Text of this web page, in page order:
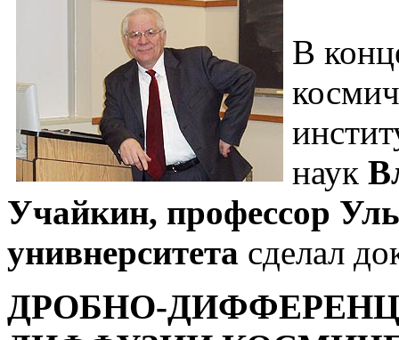
В
наук
Учайкин, профессор
унивнерситета сделал
ДРОБНО-